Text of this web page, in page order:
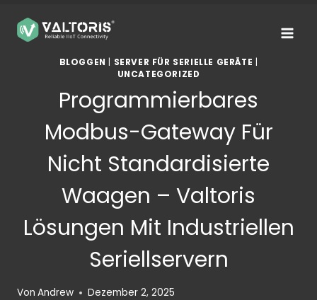
Inhalt
springen
BLOGGEN SERVER FÜR SERIELLE GERÄTE
UNCATEGORIZED
Programmierbares
Modbus-Gateway Für
Nicht Standardisierte
Waagen – Valtoris
Lösungen Mit Industriellen
Seriellservern
Von Andrew Dezember 2, 2025